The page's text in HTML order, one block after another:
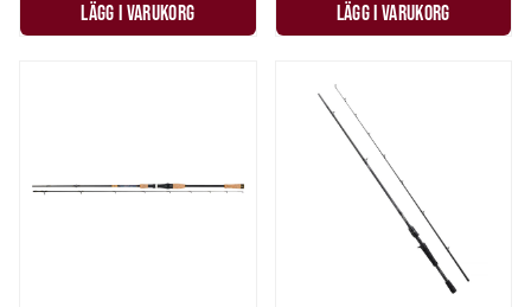
LÄGG I VARUKORG LÄGG I VARUKORG